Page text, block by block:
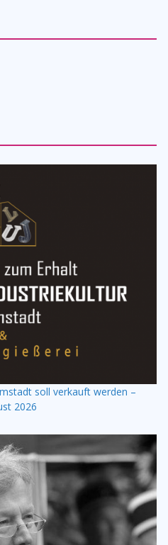
soll verkauft werden –
2026